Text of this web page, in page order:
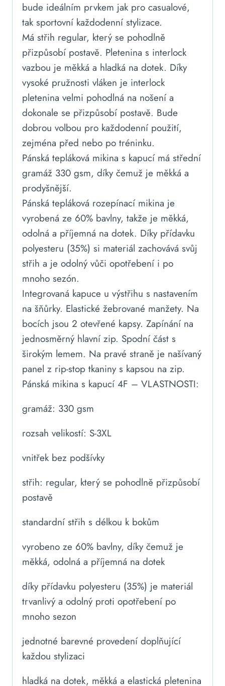
bude ideálním prvkem jak pro casualové,
tak sportovní každodenní stylizace.
Má střih regular, který se pohodlně
přizpůsobí postavě. Pletenina s interlock
vazbou je měkká a hladká na dotek. Díky
vysoké pružnosti vláken je interlock
pletenina velmi pohodlná na nošení a
dokonale se přizpůsobí postavě. Bude
dobrou volbou pro každodenní použití,
zejména před nebo po tréninku.
Pánská tepláková mikina s kapucí má střední
gramáž 330 gsm, díky čemuž je měkká a
prodyšnější.
Pánská tepláková rozepínací mikina je
vyrobená ze 60% bavlny, takže je měkká,
odolná a příjemná na dotek. Díky přídavku
polyesteru (35%) si materiál zachovává svůj
střih a je odolný vůči opotřebení i po
mnoho sezón.
Integrovaná kapuce u výstřihu s nastavením
na šňůrky. Elastické žebrované manžety. Na
bocích jsou 2 otevřené kapsy. Zapínání na
jednosměrný hlavní zip. Spodní část s
širokým lemem. Na pravé straně je našívaný
panel z rip-stop tkaniny s kapsou na zip.
Pánská mikina s kapucí 4F – VLASTNOSTI:
gramáž: 330 gsm
rozsah velikostí: S-3XL
vnitřek bez podšívky
střih: regular, který se pohodlně přizpůsobí
postavě
standardní střih s délkou k bokům
vyrobeno ze 60% bavlny, díky čemuž je
měkká, odolná a příjemná na dotek
díky přídavku polyesteru (35%) je materiál
trvanlivý a odolný proti opotřebení po
mnoho sezon
jednotné barevné provedení doplňující
každou stylizaci
hladká na dotek, měkká a elastická pletenina